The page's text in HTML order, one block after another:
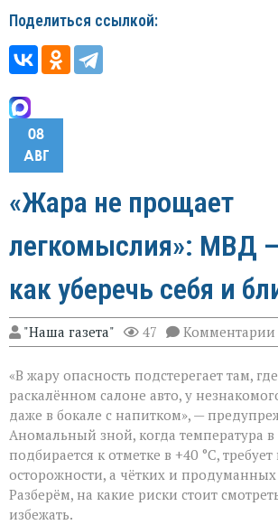
Поделиться ссылкой:
08
АВГ
«Жара не прощает
легкомыслия»: МВД
как уберечь себя и
"Наша газета" 47 Комментарии
«В жару опасность подстерегает там,
раскалённом салоне авто, у
даже в бокале с напитком», —
Аномальный зной, когда температура
подбирается к отметке в +40 °C,
осторожности, а чётких и
Разберём, на какие риски стоит
избежать.